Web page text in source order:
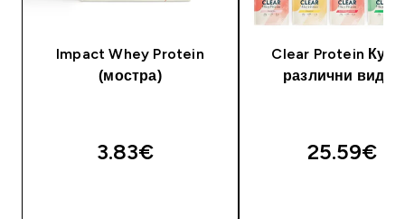
Impact Whey Protein
(мостра)
3.83€‎
Clear Protein
различни
25.59€‎